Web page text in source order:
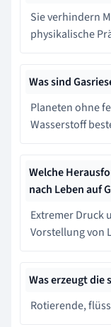
Sie verhindern
physikalische
Was sind
Planeten ohne
Wasserstoff
Welche
nach Leben auf
Extremer Druck
Vorstellung von
Was erzeugt die
Rotierende,